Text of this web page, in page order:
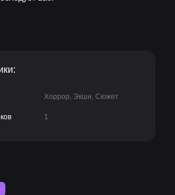
Хоррор, Экшн, Сюжет
1